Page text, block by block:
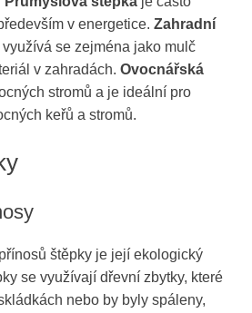
v energetice. Zahradní
se zejména jako mulč
v zahradách. Ovocnářská
stromů a je ideální pro
keřů a stromů.
štěpky je její ekologický
se využívají dřevní zbytky, které
nebo by byly spáleny,